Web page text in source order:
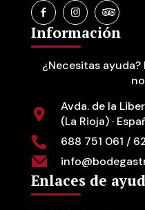
Información
¿Necesitas
Avda. de la
(La Rioja) ·
688 751 061 /
Enlaces de